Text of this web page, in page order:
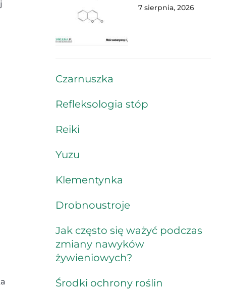
7 sierpnia, 2026
Czarnuszka
Refleksologia stóp
Reiki
Yuzu
Klementynka
Drobnoustroje
Jak często się ważyć podczas
zmiany nawyków
żywieniowych?
Środki ochrony roślin